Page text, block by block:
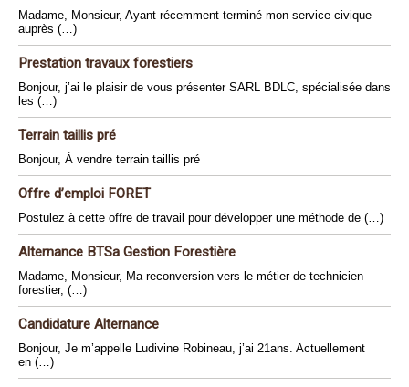
Madame, Monsieur, Ayant récemment terminé mon service civique
auprès (…)
Prestation travaux forestiers
Bonjour, j’ai le plaisir de vous présenter SARL BDLC, spécialisée dans
les (…)
Terrain taillis pré
Bonjour, À vendre terrain taillis pré
Offre d’emploi FORET
Postulez à cette offre de travail pour développer une méthode de (…)
Alternance BTSa Gestion Forestière
Madame, Monsieur, Ma reconversion vers le métier de technicien
forestier, (…)
Candidature Alternance
Bonjour, Je m’appelle Ludivine Robineau, j’ai 21ans. Actuellement
en (…)